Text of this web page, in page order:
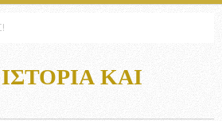
ΚΑΙ